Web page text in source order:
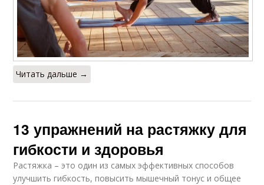
Читать дальше →
13 упражнений на растяжку для
гибкости и здоровья
Растяжка – это один из самых эффективных способов
улучшить гибкость, повысить мышечный тонус и общее